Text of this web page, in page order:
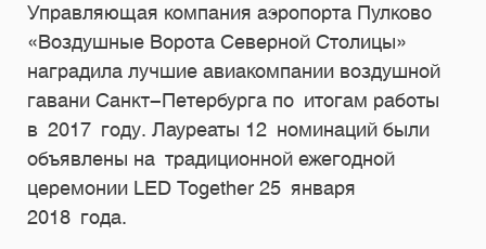
Управляющая компания аэропорта Пулково
«Воздушные Ворота Северной Столицы»
наградила лучшие авиакомпании воздушной
гавани Санкт-Петербурга по итогам работы
в 2017 году. Лауреаты 12 номинаций были
объявлены на традиционной ежегодной
церемонии LED Together 25 января
2018 года.